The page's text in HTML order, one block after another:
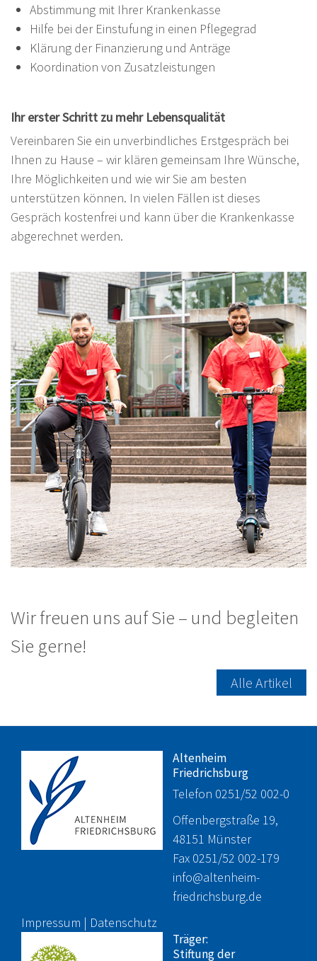
Abstimmung mit Ihrer Krankenkasse
Hilfe bei der Einstufung in einen Pflegegrad
Klärung der Finanzierung und Anträge
Koordination von Zusatzleistungen
Ihr erster Schritt zu mehr Lebensqualität
Vereinbaren Sie ein unverbindliches Erstgespräch bei
Ihnen zu Hause – wir klären gemeinsam Ihre Wünsche,
Ihre Möglichkeiten und wie wir Sie am besten
unterstützen können. In vielen Fällen ist dieses
Gespräch kostenfrei und kann über die Krankenkasse
abgerechnet werden.
Wir freuen uns auf Sie – und begleiten
Sie gerne!
Alle Artikel
Altenheim
Friedrichsburg
Telefon 0251/52 002-0
Offenbergstraße 19,
48151 Münster
Fax 0251/52 002-179
info@altenheim-
friedrichsburg.de
Impressum | Datenschutz
Träger:
Stiftung der